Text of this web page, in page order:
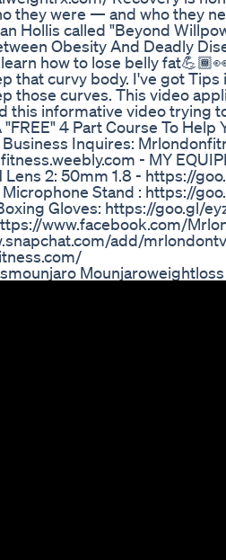
they were — and who they
Hollis called "Beyond
Obesity And Deadly
how to lose belly
that curvy body. I've got
those curves. This video
this informative video trying
4 Part Course To
Inquires:
- MY
2: 50mm 1.8 - https://
Stand : https://
Gloves: https://goo.gl/
www.facebook.com/
add/